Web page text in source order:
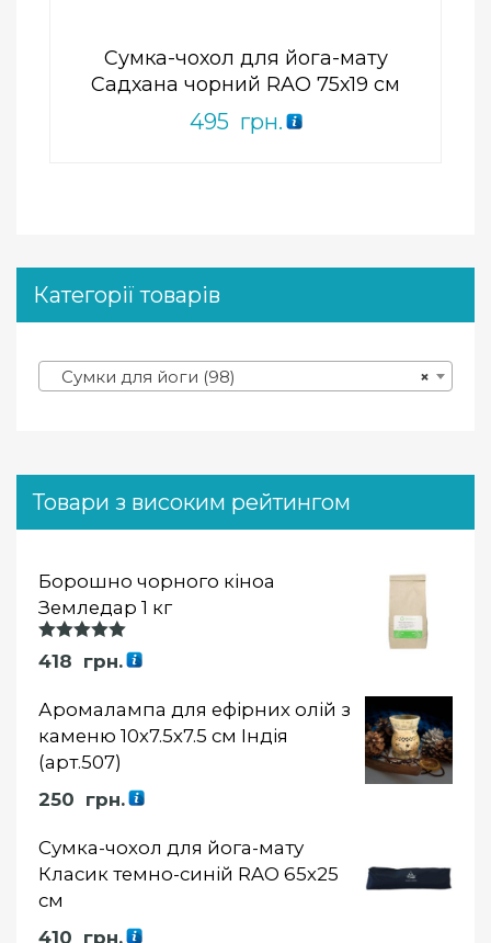
Сумка-чохол для йога-мату
Садхана чорний RAO 75х19 см
495 грн.
Категорії товарів
×
Сумки для йоги (98)
Товари з високим рейтингом
Борошно чорного кіноа
Земледар 1 кг
Оцінка
5.00із 5
418 грн.
Аромалампа для ефірних олій з
каменю 10х7.5х7.5 см Індія
(арт.507)
250 грн.
Сумка-чохол для йога-мату
Класик темно-синій RAO 65х25
см
410 грн.